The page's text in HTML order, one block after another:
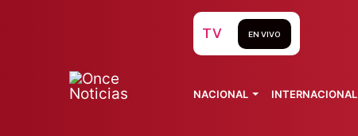
TV EN VIVO
NACIONAL INTERNACIONAL